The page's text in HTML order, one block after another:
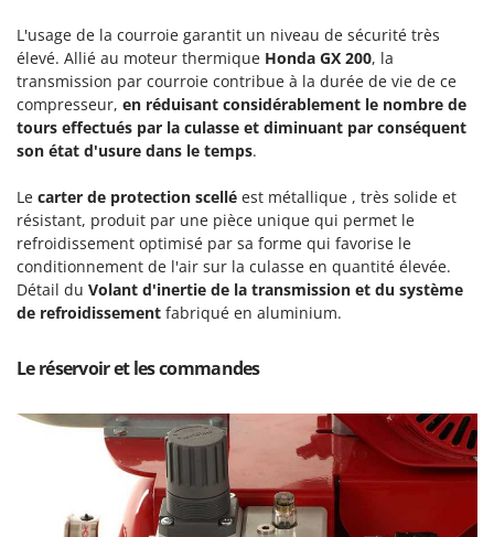
O
Officine Savioli
Oliviero
Olix
OMA
Omas
Ompagrill
Ooni
Oriental Koshin
Outdoorchef
Palazzetti
Partisani
Paterlini
Pramac
L'usage de la courroie garantit un niveau de sécurité très
élevé. Allié au moteur thermique Honda GX 200, la
transmission par courroie contribue à la durée de vie de ce
compresseur, en réduisant considérablement le nombre de
tours effectués par la culasse et diminuant par conséquent
son état d'usure dans le temps.
Le carter de protection scellé est métallique , très solide et
résistant, produit par une pièce unique qui permet le
refroidissement optimisé par sa forme qui favorise le
conditionnement de l'air sur la culasse en quantité élevée.
Détail du Volant d'inertie de la transmission et du système
de refroidissement fabriqué en aluminium.
Le réservoir et les commandes